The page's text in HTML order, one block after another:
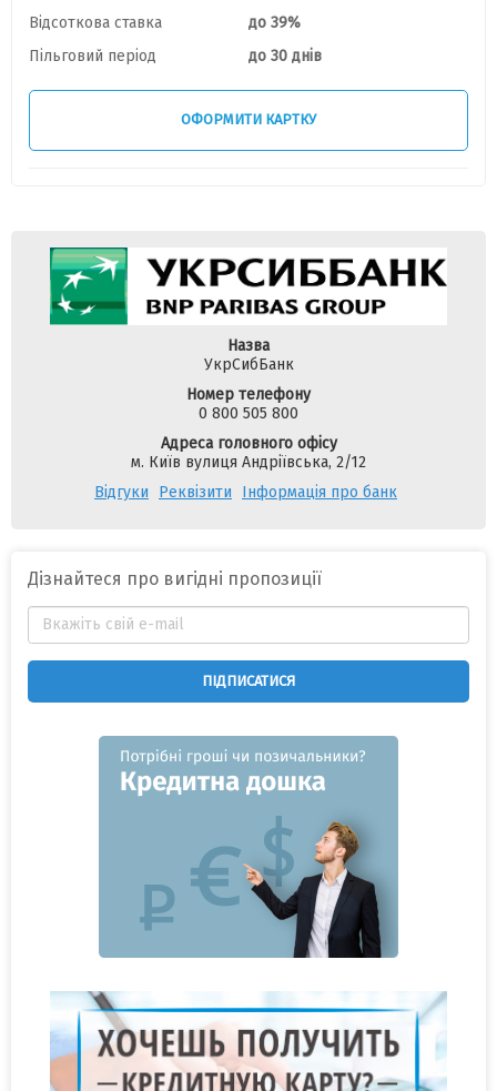
Відсоткова ставка
до 39%
Пільговий період
до 30 днів
ОФОРМИТИ КАРТКУ
Назва
УкрСибБанк
Номер телефону
0 800 505 800
Адреса головного офісу
м. Київ вулиця Андріївська, 2/12
Відгуки
Реквізити Інформація про банк
Дізнайтеся про вигідні пропозиції
ПІДПИСАТИСЯ